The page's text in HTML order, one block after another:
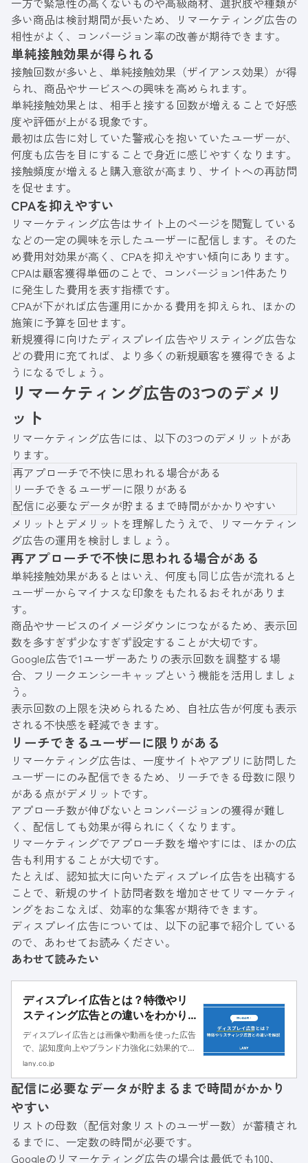
はぜひ参考にしてください。
多い商品は検討期間が長いため、リマーケティング広告の
相性がよく、コンバージョン率の改善が期待できます。
単純接触効果が得られる
接触回数が多いと、単純接触効果（ザイアンス効果）が得
られ、商品やサービスへの興味を高められます。
単純接触効果とは、相手と接する回数が増えることで好感
度や評価が上がる現象です。
最初は広告に対していた警戒心を抱いていたユーザーが、
何度も広告を目にすることで身近に感じやすくなります。
接触頻度が増えると購入意欲が高まり、サイトへの再訪問
を促せます。
CPAを抑えやすい
リマーケティング広告はサイト上のページを閲覧している
などの一定の興味を示したユーザーに配信します。そのた
め費用対効果が高く、CPAを抑えやすい傾向にあります。
CPAは顧客獲得単価のことで、コンバージョン1件あたり
に発生した費用を表す指標です。
CPAが下がれば広告運用にかかる費用を抑えられ、ほかの
施策に予算を回せます。
新規獲得に向けたディスプレイ広告やリスティング広告な
どの費用に充てれば、より多くの新規顧客を獲得できるよ
うになるでしょう。
リマーケティング広告の3つのデメリ
ット
リマーケティング広告には、以下の3つのデメリットがあ
ります。
再アプローチで不快に思われる場合がある
リーチできるユーザーに限りがある
配信に必要なデータが貯まるまで時間がかかりやすい
メリットとデメリットを理解したうえで、リマーケティン
グ広告の運用を検討しましょう。
再アプローチで不快に思われる場合がある
単純接触効果があるとはいえ、何度も同じ広告が流れると
ユーザーからマイナスな印象をもたれるおそれがありま
す。
商品やサービスのイメージダウンにつながるため、表示回
数を多すぎず少なすぎず設定することが大切です。
Google広告で1ユーザーあたりの表示回数を調整する場
合、フリークエンシーキャップという機能を活用しましょ
う。
表示回数の上限を決められるため、自社広告が何度も表示
される不快感を軽減できます。
リーチできるユーザーに限りがある
リマーケティング広告は、一度サイトやアプリに訪問した
ユーザーにのみ配信できるため、リーチできる母数に限り
がある点がデメリットです。
アプローチ数が伸びないとコンバージョンの獲得が難し
く、配信しても効果が得られにくくなります。
リマーケティングでアプローチ数を増やすには、ほかの広
告も利用することが大切です。
たとえば、認知拡大に向いたディスプレイ広告を出稿する
ことで、新規のサイト訪問者数を増加させてリマーケティ
ングをおこなえば、効率的な集客が期待できます。
ディスプレイ広告については、以下の記事で紹介している
ので、あわせてお読みください。
あわせて読みたい
ディスプレイ広告とは？特徴やリ
スティング広告との違いをわかり
やすく解説
ディスプレイ広告とは画像や動画を使った広告
で、認知度向上やブランド力強化に効果的で
す。本記事ではディスプレイ広告の種類やメリ
についてわかりやすく解説します。
lany.co.jp
配信に必要なデータが貯まるまで時間がかかり
やすい
リストの母数（配信対象リストのユーザー数）が蓄積され
るまでに、一定数の時間が必要です。
Googleのリマーケティング広告の場合は最低でも100、